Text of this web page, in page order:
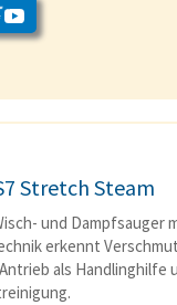
Stretch Steam
und Dampfsauger
erkennt
als Handlinghilfe